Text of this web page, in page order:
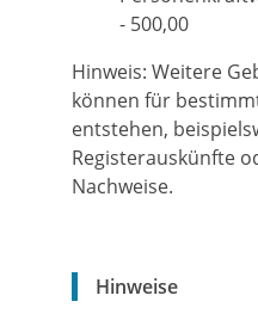
- 500,00
Hinweis: Weitere
können für
entstehen,
Registerauskünfte
Nachweise.
Hinweise